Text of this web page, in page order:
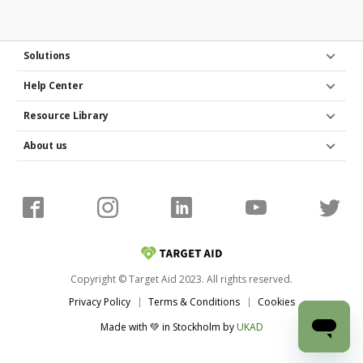
Solutions
Help Center
Resource Library
About us
Copyright © Target Aid 2023. All rights reserved.
Privacy Policy
Terms & Conditions
Cookies
Made with 💚 in Stockholm by UKAD